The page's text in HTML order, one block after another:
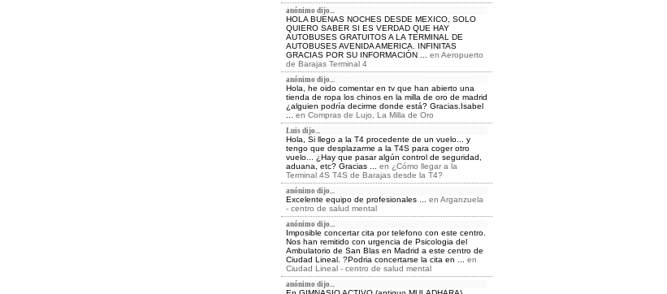
anónimo dijo...
HOLA BUENAS NOCHES DESDE MEXICO, SOLO
QUIERO SABER SI ES VERDAD QUE HAY
AUTOBUSES GRATUITOS A LA TERMINAL DE
AUTOBUSES AVENIDA AMERICA. INFINITAS
GRACIAS POR SU INFORMACIÓN ... en Aeropuerto
de Barajas Terminal 4
anónimo dijo...
Hola, he oido comentar en tv que han abierto una
tienda de ropa los chinos en la milla de oro de madrid
¿alguien podría decirme donde está? Gracias.Isabel
en Compras de Lujo, La Milla de Oro
Luis dijo...
Hola, Si llego a la T4 procedente de un vuelo... y
tengo que desplazarme a la T4S para coger otro
vuelo... ¿Hay que pasar algún control de seguridad,
aduana, etc? Gracias ... en ¿Cómo llegar a la
Terminal 4S T4S de Barajas desde la T4?
anónimo dijo...
Excelente equipo de profesionales ... en Arganzuela
- centro de salud mental
anónimo dijo...
Imposible concertar cita por telefono con este centro.
Nos han remitido con urgencia de Psicologia del
Ambulatorio de San Blas en Madrid a este centro de
Ciudad Lineal. ?Podria concertarse la cita en ... en
Ciudad Lineal - centro de salud mental
anónimo dijo...